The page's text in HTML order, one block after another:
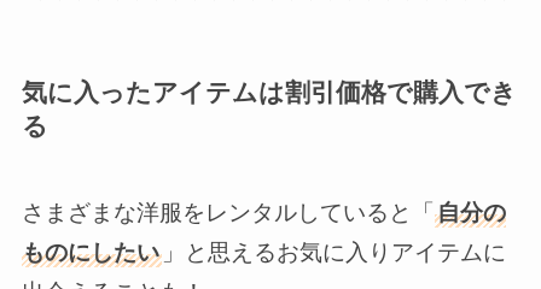
気に入ったアイテムは割引価格で購入でき
る
さまざまな洋服をレンタルしていると「 自分の
ものにしたい」と思えるお気に入りアイテムに